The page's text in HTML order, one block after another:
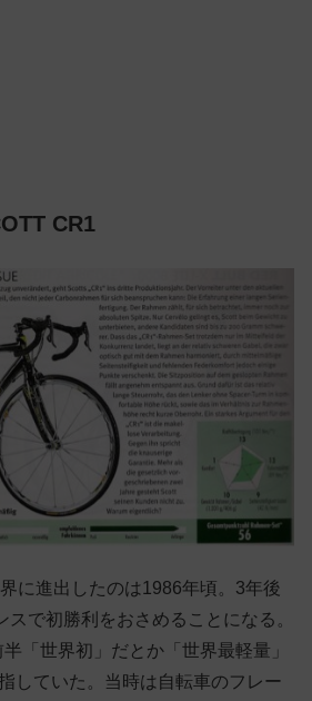
CR1
に進出したのは1986年頃。3年後
スで初勝利をおさめることになる。
「世界初」だとか「世界最軽量」
していた。当時は自転車のフレー